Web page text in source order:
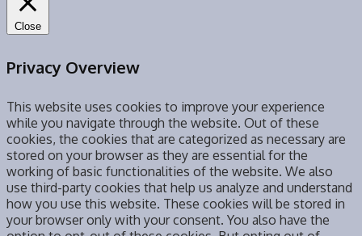
Close
Privacy Overview
This website uses cookies to improve your experience
while you navigate through the website. Out of these
cookies, the cookies that are categorized as necessary are
stored on your browser as they are essential for the
working of basic functionalities of the website. We also
use third-party cookies that help us analyze and understand
how you use this website. These cookies will be stored in
your browser only with your consent. You also have the